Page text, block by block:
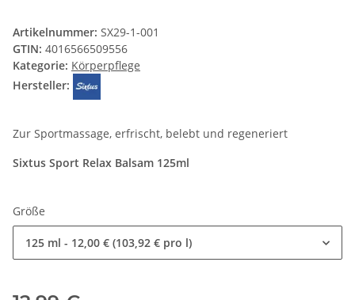
Artikelnummer: SX29-1-001
GTIN: 4016566509556
Kategorie: Körperpflege
Hersteller:
Zur Sportmassage, erfrischt, belebt und regeneriert
Sixtus Sport Relax Balsam 125ml
Größe
125 ml - 12,00 € (103,92 € pro l)